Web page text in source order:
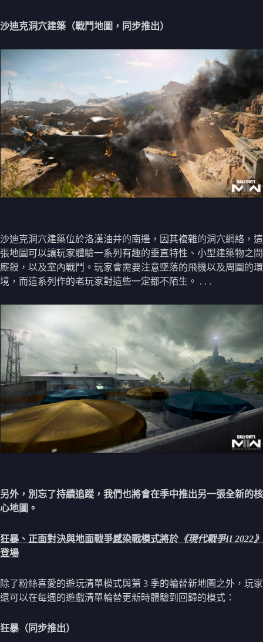
沙迪克洞穴建築（戰鬥地圖，同步推出）
沙迪克洞穴建築位於洛漢油井的南邊，因其複雜的洞穴網絡，這
張地圖可以讓玩家體驗一系列有趣的垂直特性、小型建築物之間
廝殺，以及室內戰鬥。玩家會需要注意墜落的飛機以及周圍的環
境，而這系列作的老玩家對這些一定都不陌生。 . . .
另外，別忘了持續追蹤，我們也將會在季中推出另一張全新的核
心地圖。
狂暴、正面對決與地面戰爭感染戰模式將於 《現代戰爭II 2022》
登場
除了粉絲喜愛的遊玩清單模式與第 3 季的輪替新地圖之外，玩家
還可以在每週的遊戲清單輪替更新時體驗到回歸的模式：
狂暴（同步推出）